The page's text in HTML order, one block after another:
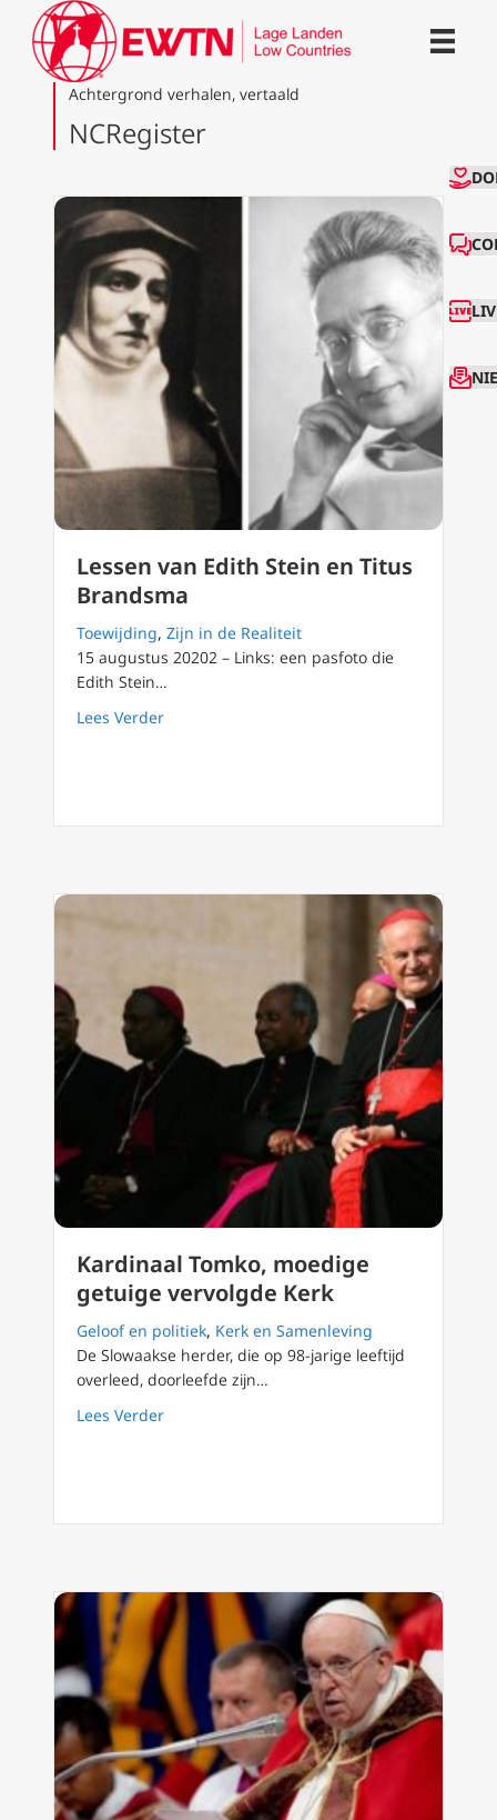
Achtergrond verhalen, vertaald
NCRegister
Lessen van Edith Stein en Titus
Brandsma
Toewijding, Zijn in de Realiteit
15 augustus 20202 – Links: een pasfoto die
Edith Stein…
Lees Verderabout Lessen van Edith Stein en Titus
Kardinaal Tomko, moedige
getuige vervolgde Kerk
Geloof en politiek, Kerk en Samenleving
De Slowaakse herder, die op 98-jarige leeftijd
overleed, doorleefde zijn…
Lees Verderabout Kardinaal Tomko, moedige getuige